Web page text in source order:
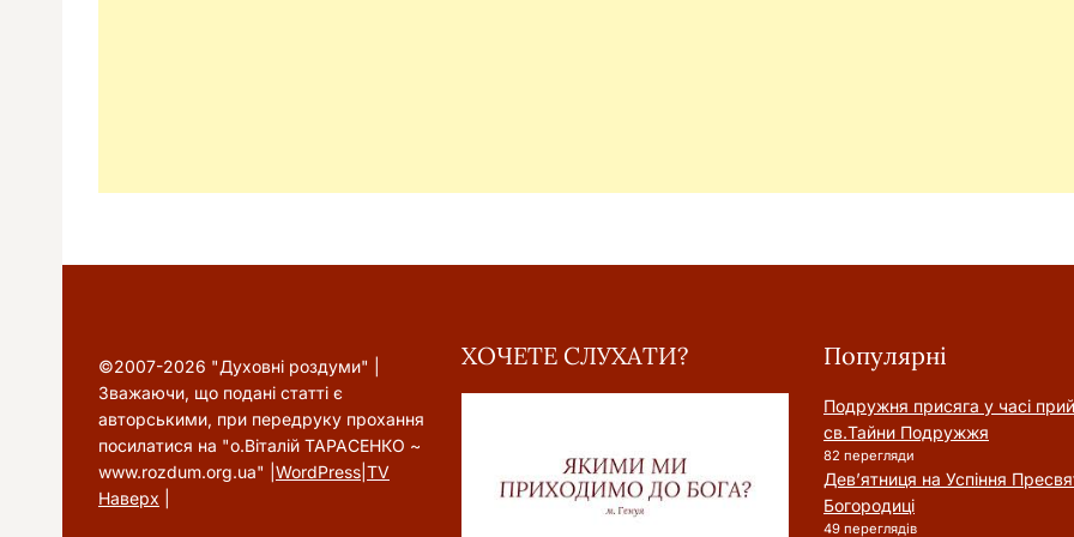
©2007-2026 "Духовні роздуми" |
Зважаючи, що подані статті є
авторськими, при передруку прохання
посилатися на "о.Віталій ТАРАСЕНКО ~
www.rozdum.org.ua" | WordPress TV
Наверх
ХОЧЕТЕ СЛУХАТИ? Популярні
Подружня присягa у часі
cв.Тайни Подружжя
82 перегляди
Дев’ятниця на Успіння
Богородиці
49 переглядів